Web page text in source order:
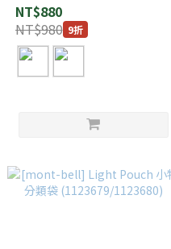
NT$880
NT$980 9折